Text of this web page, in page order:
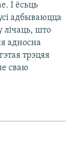
І ёсьць
адбываюцца
лічаць, што
адносна
трэцяя
сваю